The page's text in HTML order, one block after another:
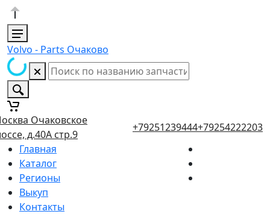
Volvo - Parts Очаково
Очаковское
д.40А стр.9
+79251239444+79254222203
Главная
Каталог
Регионы
Выкуп
Контакты